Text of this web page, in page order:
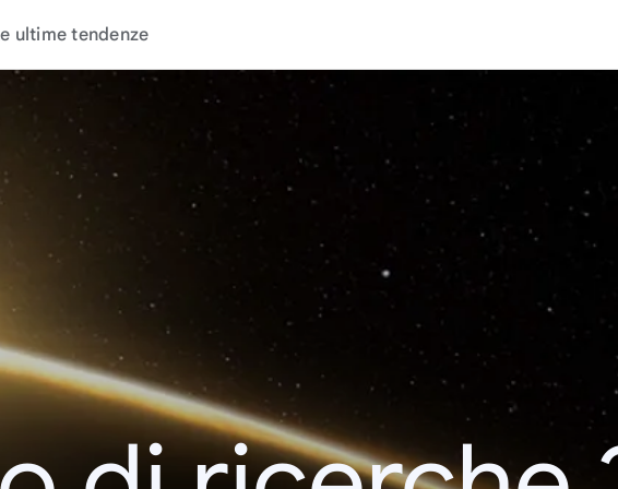
ultime tendenze